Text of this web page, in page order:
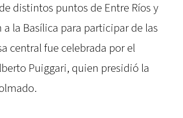
distintos puntos de Entre Ríos y
la Basílica para participar de las
central fue celebrada por el
Puiggari, quien presidió la